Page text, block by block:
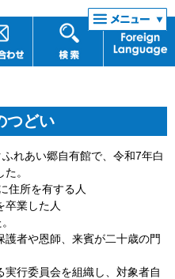
つどい
れあい郷自有館で、令和7年白
。
住所を有する人
卒業した人
者や恩師、来賓が二十歳の門
行委員会を組織し、対象者自